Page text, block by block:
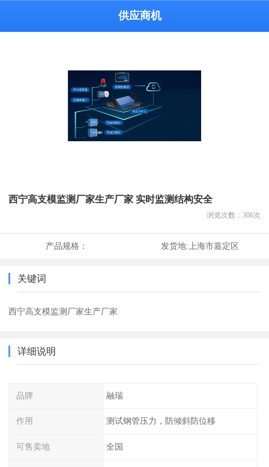
供应商机
西宁高支模监测厂家生产厂家 实时监测结构安全
浏览次数： 306次
产品规格： 发货地:上海市嘉定区
关键词
西宁高支模监测厂家生产厂家
详细说明
品牌 融瑞
作用 测试钢管压力，防倾斜防位移
可售卖地 全国